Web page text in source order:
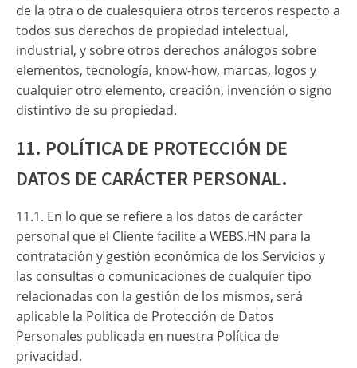
de la otra o de cualesquiera otros terceros respecto a
todos sus derechos de propiedad intelectual,
industrial, y sobre otros derechos análogos sobre
elementos, tecnología, know-how, marcas, logos y
cualquier otro elemento, creación, invención o signo
distintivo de su propiedad.
11. POLÍTICA DE PROTECCIÓN DE
DATOS DE CARÁCTER PERSONAL.
11.1. En lo que se refiere a los datos de carácter
personal que el Cliente facilite a WEBS.HN para la
contratación y gestión económica de los Servicios y
las consultas o comunicaciones de cualquier tipo
relacionadas con la gestión de los mismos, será
aplicable la Política de Protección de Datos
Personales publicada en nuestra Política de
privacidad.